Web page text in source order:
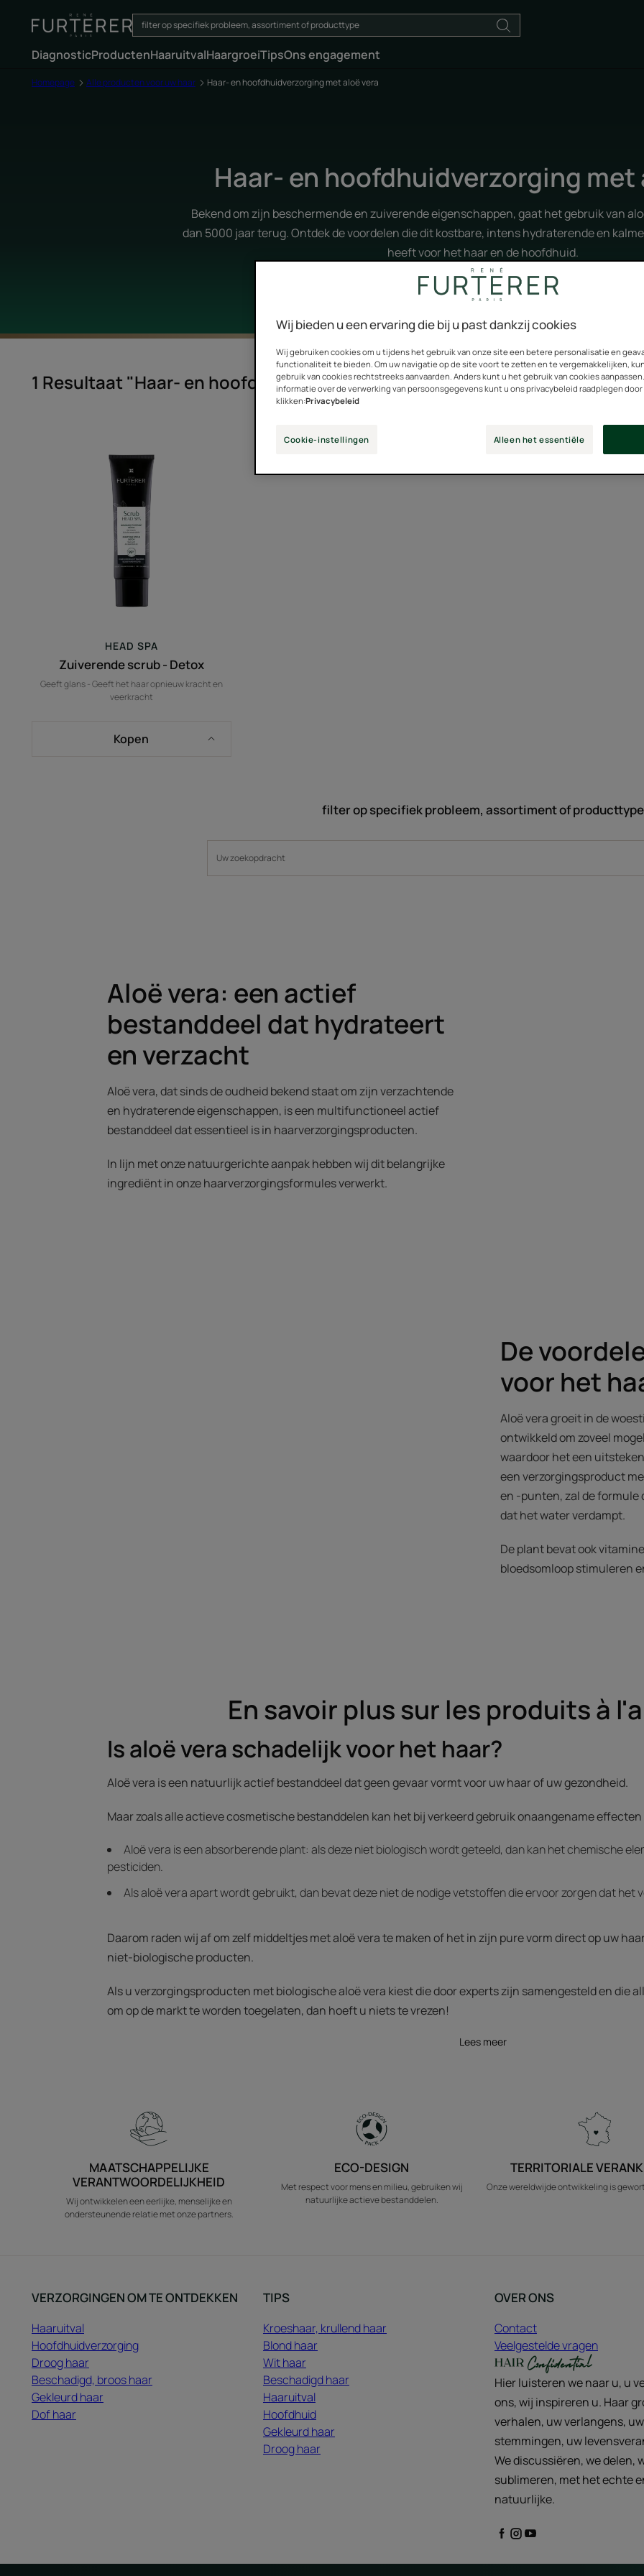
DiagnosticProductenHaaruitvalHaargroeiTipsOns engagement
Homepage Alle producten voor uw haar Haar- en hoofdhuidverzorging met aloë vera
Haar- en hoofdhuidverzorging met
Bekend om zijn beschermende en zuiverende eigenschappen, gaat het gebruik van
dan 5000 jaar terug. Ontdek de voordelen die dit kostbare, intens hydraterende en
heeft voor het haar en de hoofdhuid.
1 Resultaat "Haar- en hoofdhuidverzorging met aloë vera"
scrub
-
Detox
HEAD SPA
Zuiverende scrub - Detox
Geeft glans - Geeft het haar opnieuw kracht en
veerkracht
Kopen
filter op specifiek probleem, assortiment of producttype
Aloë vera: een actief
bestanddeel dat hydrateert
en verzacht
Aloë vera, dat sinds de oudheid bekend staat om zijn verzachtende
en hydraterende eigenschappen, is een multifunctioneel actief
bestanddeel dat essentieel is in haarverzorgingsproducten.
In lijn met onze natuurgerichte aanpak hebben wij dit belangrijke
ingrediënt in onze haarverzorgingsformules verwerkt.
De
voor het
Aloë vera groeit in de
ontwikkeld om zoveel
waardoor het een
een verzorgingsproduct
en -punten, zal de formule
dat het water verdampt.
De plant bevat ook
bloedsomloop stimuleren
En savoir plus sur les produits à
Is aloë vera schadelijk voor het haar?
Aloë vera is een natuurlijk actief bestanddeel dat geen gevaar vormt voor uw haar of uw gezondheid.
Maar zoals alle actieve cosmetische bestanddelen kan het bij verkeerd gebruik onaangename
Aloë vera is een absorberende plant: als deze niet biologisch wordt geteeld, dan kan het chemische
pesticiden.
Als aloë vera apart wordt gebruikt, dan bevat deze niet de nodige vetstoffen die ervoor zorgen dat
Daarom raden wij af om zelf middeltjes met aloë vera te maken of het in zijn pure vorm direct op uw
niet-biologische producten.
Als u verzorgingsproducten met biologische aloë vera kiest die door experts zijn samengesteld en die
om op de markt te worden toegelaten, dan hoeft u niets te vrezen!
Lees meer
MAATSCHAPPELIJKE
VERANTWOORDELIJKHEID
Wij ontwikkelen een eerlijke, menselijke en
ondersteunende relatie met onze partners.
ECO-DESIGN
Met respect voor mens en milieu, gebruiken wij
natuurlijke actieve bestanddelen.
TERRITORIALE
Onze wereldwijde ontwikkeling is
VERZORGINGEN OM TE ONTDEKKEN
Haaruitval
Hoofdhuidverzorging
Droog haar
Beschadigd, broos haar
Gekleurd haar
Dof haar
TIPS
Kroeshaar, krullend haar
Blond haar
Wit haar
Beschadigd haar
Haaruitval
Hoofdhuid
Gekleurd haar
Droog haar
OVER ONS
Contact
Veelgestelde vragen
Hier luisteren we naar u, u
ons, wij inspireren u. Haar
verhalen, uw verlangens, uw
stemmingen, uw
We discussiëren, we delen,
sublimeren, met het echte
natuurlijke.
Wij bieden u een ervaring die bij u past dankzij cookies
Wij gebruiken cookies om u tijdens het gebruik van onze site een betere personalisatie en
functionaliteit te bieden. Om uw navigatie op de site voort te zetten en te vergemakkelijken,
gebruik van cookies rechtstreeks aanvaarden. Anders kunt u het gebruik van cookies
informatie over de verwerking van persoonsgegevens kunt u ons privacybeleid raadplegen
klikken:Privacybeleid
Cookie-instellingen Alleen het essentiële